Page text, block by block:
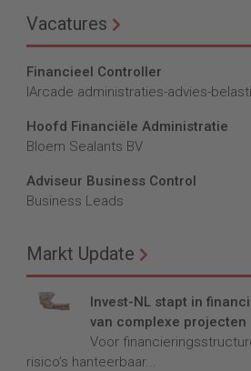
Vacatures
Financieel Controller
lArcade administraties-advies-
Hoofd Financiële Administratie
Bloem Sealants BV
Adviseur Business Control
Business Leads
Markt Update
Invest-NL stapt in
van complexe projecten
Voor
risico’s hanteerbaar...